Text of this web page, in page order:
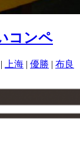
コンペ
| 上海 | 優勝 | 布良